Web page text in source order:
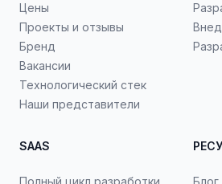
Цены
Проекты и отзывы
Бренд
Вакансии
Технологический стек
Наши представители
SAAS
Полный цикл разработки
Блог